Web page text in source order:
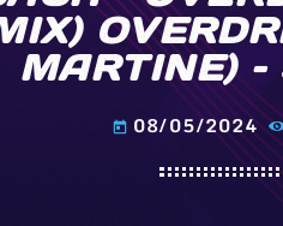
MARTINE) –
today 08/05/2024